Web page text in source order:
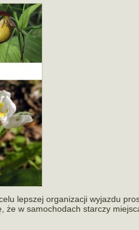
lep­szej orga­ni­za­cji wyjazdu
że w samo­cho­dach star­czy